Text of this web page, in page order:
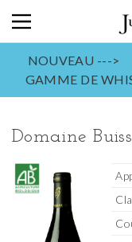
NOUVEAU --->
GAMME DE
Domaine